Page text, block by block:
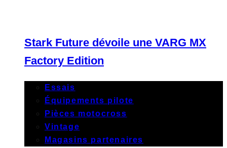
Stark Future dévoile une VARG MX
Factory Edition
Essais
Équipements pilote
Pièces motocross
Vintage
Magasins partenaires